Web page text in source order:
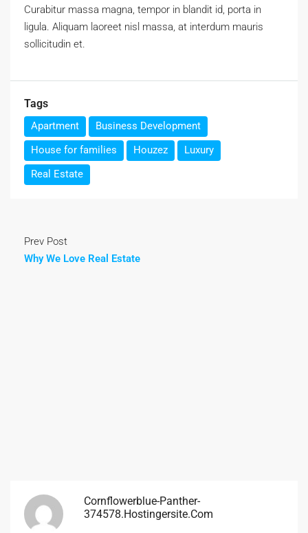
Curabitur massa magna, tempor in blandit id, porta in
ligula. Aliquam laoreet nisl massa, at interdum mauris
sollicitudin et.
Tags
Apartment
Business Development
House for families
Houzez
Luxury
Real Estate
Prev Post
Why We Love Real Estate
Cornflowerblue-Panther-
374578.hostingersite.com